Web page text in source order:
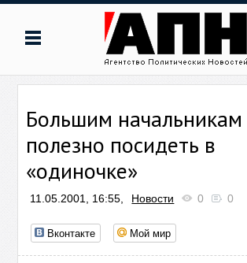
Большим начальникам
полезно посидеть в
«одиночке»
11.05.2001, 16:55, Новости 0 0
Вконтакте Мой мир